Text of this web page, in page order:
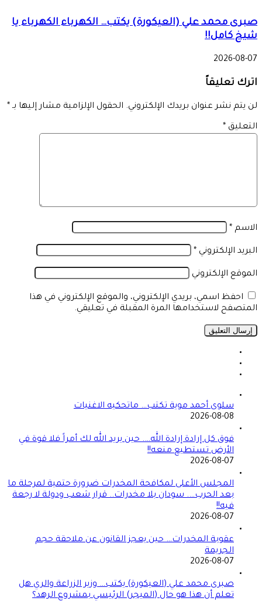
صبرى محمد علي (العيكورة) يكتب… الكهرباء الكهرباء يا
شيخ كامل!!
2026-08-07
اترك تعليقاً
لن يتم نشر عنوان بريدك الإلكتروني. الحقول الإلزامية مشار إليها بـ *
التعليق *
الاسم *
البريد الإلكتروني *
الموقع الإلكتروني
احفظ اسمي، بريدي الإلكتروني، والموقع الإلكتروني في هذا
المتصفح لاستخدامها المرة المقبلة في تعليقي.
سلوى أحمد موية تكتب… ماتحكيه الاغنيات
2026-08-08
فوق كل إرادة إرادة الله…. حين يريد الله لك أمراً فلا قوة في
الأرض تستطيع منعه!!
2026-08-07
المجلس الأعلى لمكافحة المخدرات ضرورة حتمية لمرحلة ما
بعد الحرب…. سودان بلا مخدرات.. قرار شعب ودولة لا رجعة
فيه!!
2026-08-07
عقوبة المخدرات… حين يعجز القانون عن ملاحقة حجم
الجريمة
2026-08-07
صبرى محمد علي (العيكورة) يكتب… وزير الزراعة والري هل
تعلم أن هذا هو حال (الميجر) الرئيسي بمشروع الرهد؟